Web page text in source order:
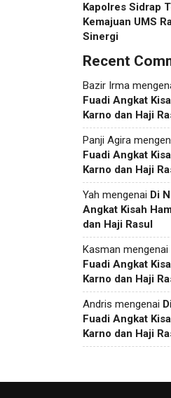
Kapolres Sidrap
Kemajuan UMS
Sinergi
Recent
Bazir Irma
Fuadi Angkat
Karno dan Haji
Panji Agira
Fuadi Angkat
Karno dan Haji
Yah mengenai Di
Angkat Kisah
dan Haji Rasul
Kasman mengenai
Fuadi Angkat
Karno dan Haji
Andris mengenai
Fuadi Angkat
Karno dan Haji